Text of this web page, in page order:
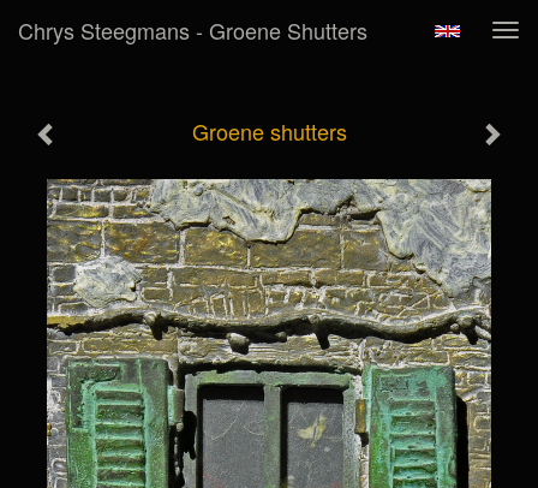
Chrys Steegmans - Groene Shutters
Groene shutters